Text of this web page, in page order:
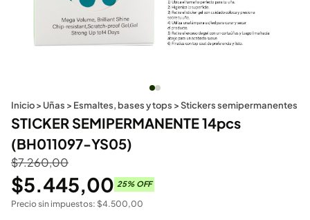
Inicio> Uñas > Esmaltes, bases y tops >Stickers semipermanentes
STICKER SEMIPERMANENTE 14pcs
(BH011097-YS05)
$7.260,00
$5.445,00 25% OFF
Precio sin impuestos: $4.500,00